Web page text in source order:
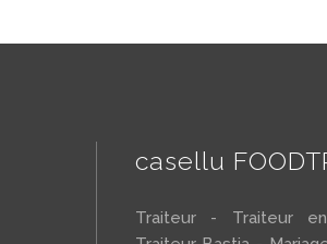
casellu
Traiteur - Traiteur